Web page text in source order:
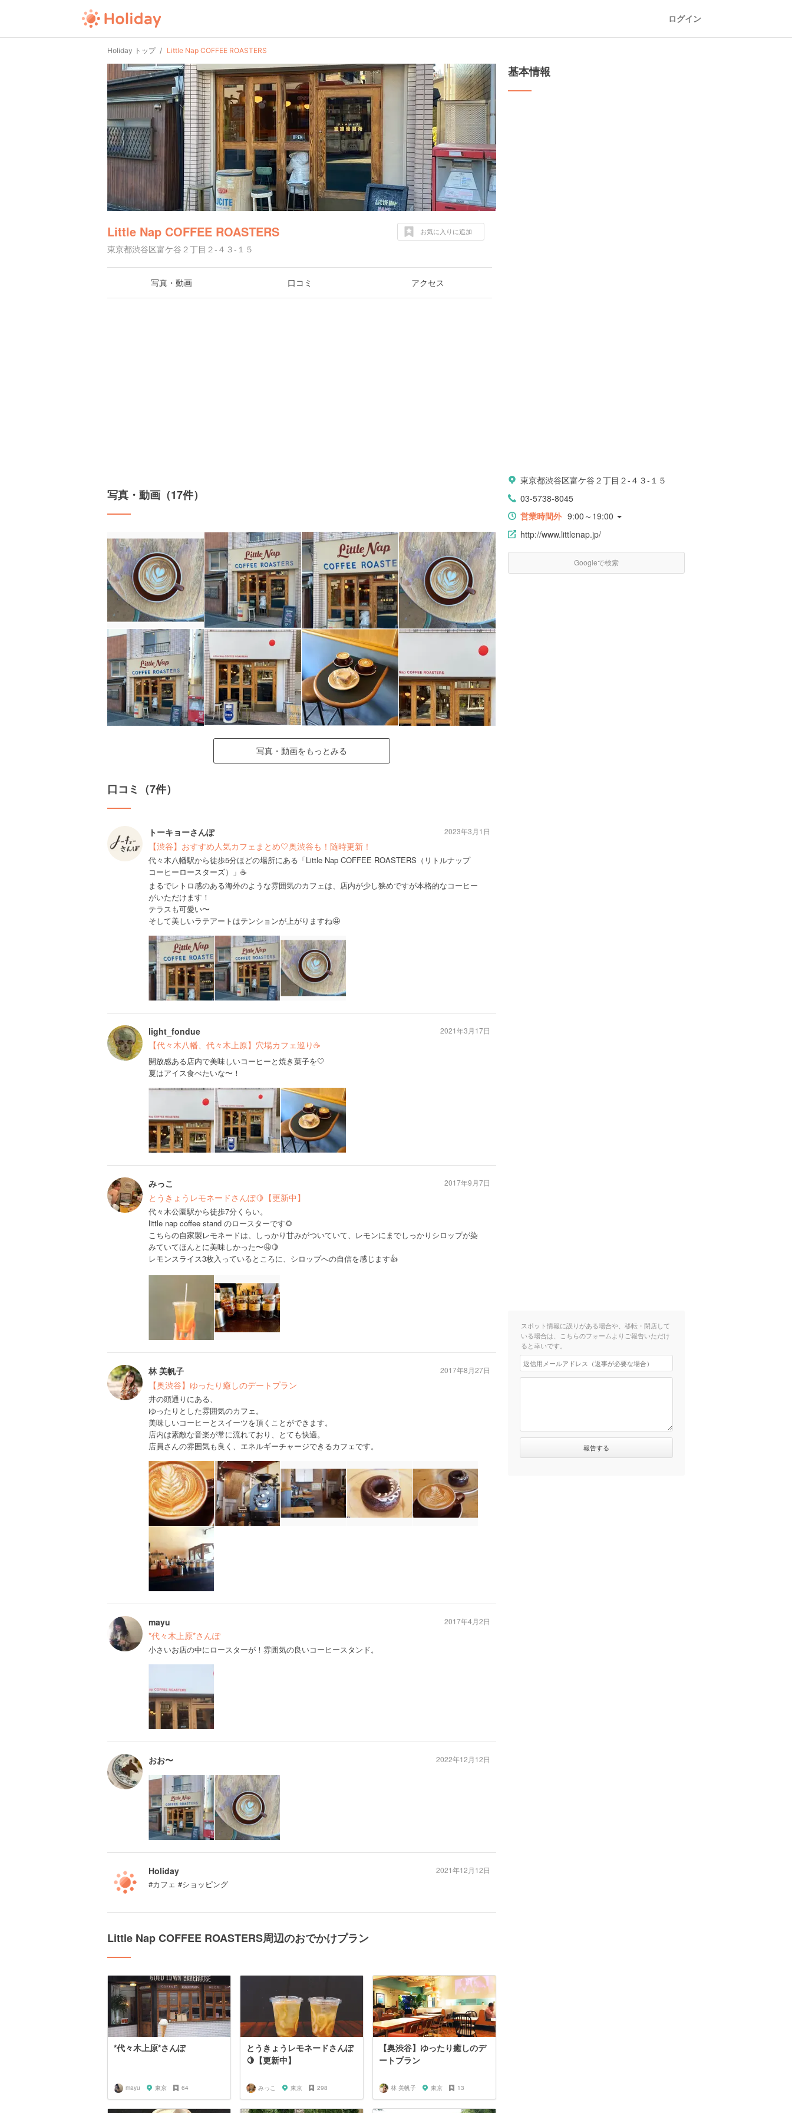
ログイン
Holiday トップ Little Nap COFFEE ROASTERS
Little Nap COFFEE ROASTERS
東京都渋谷区富ケ谷２丁目２-４３-１５
お気に入りに追加
写真・動画 口コミ アクセス
写真・動画（17件）
写真・動画をもっとみる
口コミ（7件）
トーキョーさんぽ
【渋谷】おすすめ人気カフェまとめ🤍奥渋谷も！随時更新！
代々木八幡駅から徒歩5分ほどの場所にある「Little Nap COFFEE ROASTERS（リトルナップ
コーヒーロースターズ）」☕️
まるでレトロ感のある海外のような雰囲気のカフェは、店内が少し狭めですが本格的なコーヒー
がいただけます！
テラスも可愛い〜
そして美しいラテアートはテンションが上がりますね🤩
2023年3月1日
light_fondue
【代々木八幡、代々木上原】穴場カフェ巡り☕️
開放感ある店内で美味しいコーヒーと焼き菓子を🤍
夏はアイス食べたいな〜！
2021年3月17日
みっこ
とうきょうレモネードさんぽ🍋【更新中】
代々木公園駅から徒歩7分くらい。
little nap coffee stand のロースターです🌻
こちらの自家製レモネードは、しっかり甘みがついていて、レモンにまでしっかりシロップが染
みていてほんとに美味しかった〜🤤🍋
レモンスライス3枚入っているところに、シロップへの自信を感じます👍
2017年9月7日
林 美帆子
【奥渋谷】ゆったり癒しのデートプラン
井の頭通りにある、
ゆったりとした雰囲気のカフェ。
美味しいコーヒーとスイーツを頂くことができます。
店内は素敵な音楽が常に流れており、とても快適。
店員さんの雰囲気も良く、エネルギーチャージできるカフェです。
2017年8月27日
mayu
*代々木上原*さんぽ
小さいお店の中にロースターが！雰囲気の良いコーヒースタンド。
2017年4月2日
おお〜 2022年12月12日
Holiday
#カフェ #ショッピング
2021年12月12日
Little Nap COFFEE ROASTERS周辺のおでかけプラン
*代々木上原*さんぽ
mayu 東京 64
とうきょうレモネードさんぽ
🍋【更新中】
みっこ 東京 298
【奥渋谷】ゆったり癒しのデ
ートプラン
林 美帆子 東京 13
基本情報
東京都渋谷区富ケ谷２丁目２-４３-１５
03-5738-8045
営業時間外 9:00～19:00
http://www.littlenap.jp/
Googleで検索
スポット情報に誤りがある場合や、移転・閉店して
いる場合は、こちらのフォームよりご報告いただけ
ると幸いです。